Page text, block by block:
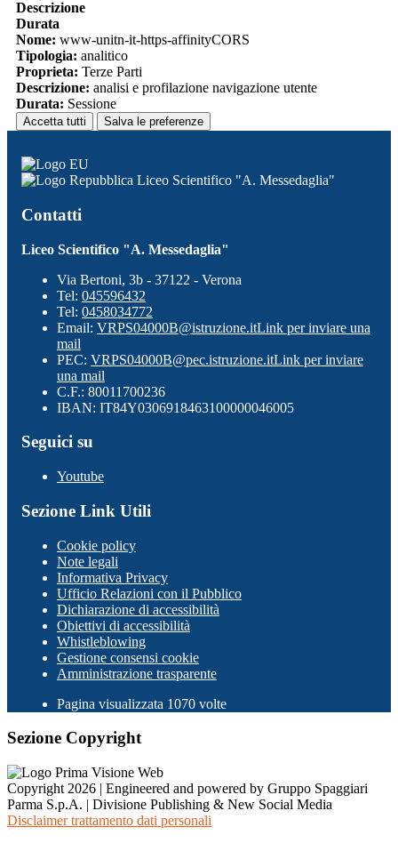
Descrizione
Durata
Nome: www-unitn-it-https-affinityCORS
Tipologia: analitico
Proprieta: Terze Parti
Descrizione: analisi e profilazione navigazione utente
Durata: Sessione
Accetta tutti Salva le preferenze
Liceo Scientifico "A. Messedaglia"
Contatti
Liceo Scientifico "A. Messedaglia"
Via Bertoni, 3b - 37122 - Verona
Tel: 045596432
Tel: 0458034772
Email: VRPS04000B@istruzione.itLink per inviare una
mail
PEC: VRPS04000B@pec.istruzione.itLink per inviare
una mail
C.F.: 80011700236
IBAN: IT84Y0306918463100000046005
Seguici su
Youtube
Sezione Link Utili
Cookie policy
Note legali
Informativa Privacy
Ufficio Relazioni con il Pubblico
Dichiarazione di accessibilità
Obiettivi di accessibilità
Whistleblowing
Gestione consensi cookie
Amministrazione trasparente
Pagina visualizzata 1070 volte
Sezione Copyright
Copyright 2026 | Engineered and powered by Gruppo Spaggiari
Parma S.p.A. | Divisione Publishing & New Social Media
Disclaimer trattamento dati personali